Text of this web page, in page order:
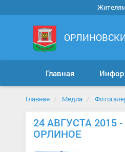
Главная
Главная Медиа
24 АВГУСТА
ОРЛИНОЕ